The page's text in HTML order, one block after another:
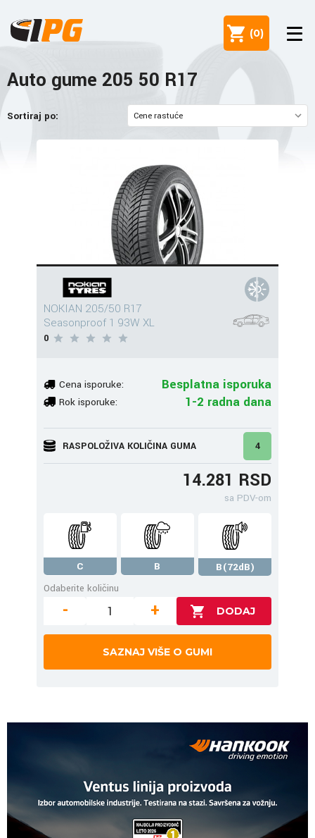
(0)
Auto gume 205 50 R17
Sortiraj po:
NOKIAN 205/50 R17
Seasonproof 1 93W XL
0
Cena isporuke: Besplatna isporuka
Rok isporuke: 1-2 radna dana
RASPOLOŽIVA KOLIČINA GUMA 4
14.281 RSD
sa PDV-om
C B
B(72dB)
Odaberite količinu
- +
SAZNAJ VIŠE O GUMI